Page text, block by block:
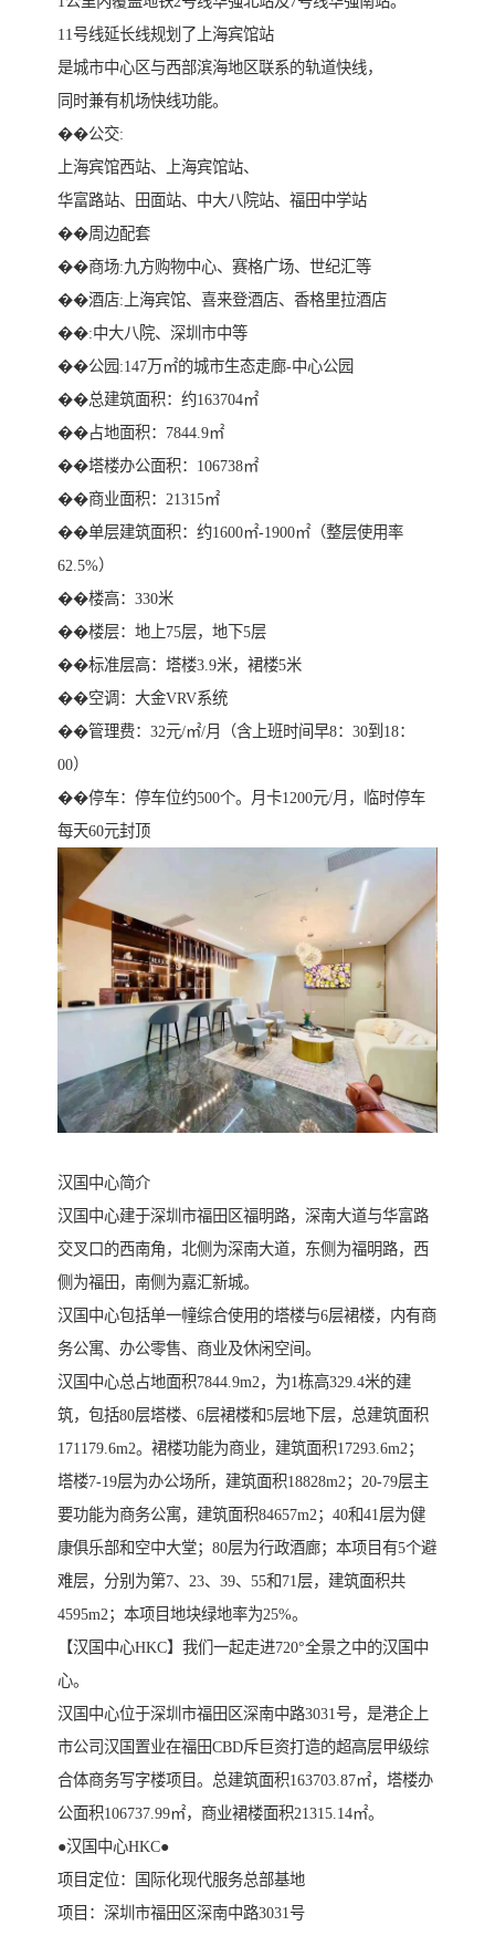
11号线延长线规划了上海宾馆站
是城市中心区与西部滨海地区联系的轨道快线，
同时兼有机场快线功能。
��公交:
上海宾馆西站、上海宾馆站、
华富路站、田面站、中大八院站、福田中学站
��周边配套
��商场:九方购物中心、赛格广场、世纪汇等
��酒店:上海宾馆、喜来登酒店、香格里拉酒店
��:中大八院、深圳市中等
��公园:147万㎡的城市生态走廊-中心公园
��总建筑面积：约163704㎡
��占地面积：7844.9㎡
��塔楼办公面积：106738㎡
��商业面积：21315㎡
��单层建筑面积：约1600㎡-1900㎡（整层使用率
62.5%）
��楼高：330米
��楼层：地上75层，地下5层
��标准层高：塔楼3.9米，裙楼5米
��空调：大金VRV系统
��管理费：32元/㎡/月（含上班时间早8：30到18：
00）
��停车：停车位约500个。月卡1200元/月，临时停车
每天60元封顶
汉国中心简介
汉国中心建于深圳市福田区福明路，深南大道与华富路
交叉口的西南角，北侧为深南大道，东侧为福明路，西
侧为福田，南侧为嘉汇新城。
汉国中心包括单一幢综合使用的塔楼与6层裙楼，内有商
务公寓、办公零售、商业及休闲空间。
汉国中心总占地面积7844.9m2，为1栋高329.4米的建
筑，包括80层塔楼、6层裙楼和5层地下层，总建筑面积
171179.6m2。裙楼功能为商业，建筑面积17293.6m2；
塔楼7-19层为办公场所，建筑面积18828m2；20-79层主
要功能为商务公寓，建筑面积84657m2；40和41层为健
康俱乐部和空中大堂；80层为行政酒廊；本项目有5个避
难层，分别为第7、23、39、55和71层，建筑面积共
4595m2；本项目地块绿地率为25%。
【汉国中心HKC】我们一起走进720°全景之中的汉国中
心。
汉国中心位于深圳市福田区深南中路3031号，是港企上
市公司汉国置业在福田CBD斥巨资打造的超高层甲级综
合体商务写字楼项目。总建筑面积163703.87㎡，塔楼办
公面积106737.99㎡，商业裙楼面积21315.14㎡。
●汉国中心HKC●
项目定位：国际化现代服务总部基地
项目：深圳市福田区深南中路3031号